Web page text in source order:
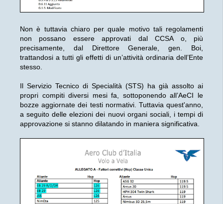
Non è tuttavia chiaro per quale motivo tali regolamenti
non possano essere approvati dal CCSA o, più
precisamente, dal Direttore Generale, gen. Boi,
trattandosi a tutti gli effetti di un’attività ordinaria dell’Ente
stesso.
Il Servizio Tecnico di Specialità (STS) ha già assolto ai
propri compiti diversi mesi fa, sottoponendo all’AeCI le
bozze aggiornate dei testi normativi. Tuttavia quest'anno,
a seguito delle elezioni dei nuovi organi sociali, i tempi di
approvazione si stanno dilatando in maniera significativa.